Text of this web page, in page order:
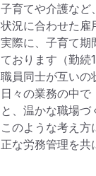
子育てや介護など
状況に合わせた雇
実際に、子育て期
ております（勤続
職員同士が互いの
日々の業務の中
と、温かな職場づ
このような考え